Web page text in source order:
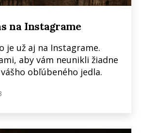
na Instagrame
je už aj na Instagrame.
aby vám neunikli žiadne
obľúbeného jedla.